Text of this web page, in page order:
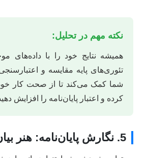
نکته مهم در تحلیل:
همیشه نتایج خود را با داده‌های
تئوری‌های پایه مقایسه و
شما کمک می‌کند تا از صحت کار
کرده و اعتبار پایان‌نامه را افزایش
5. نگارش پایان‌نامه: هنر بیان علم